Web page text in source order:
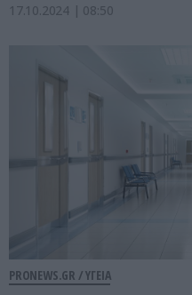
17.10.2024 | 08:50
PRONEWS.GR /ΥΓΕΙΑ